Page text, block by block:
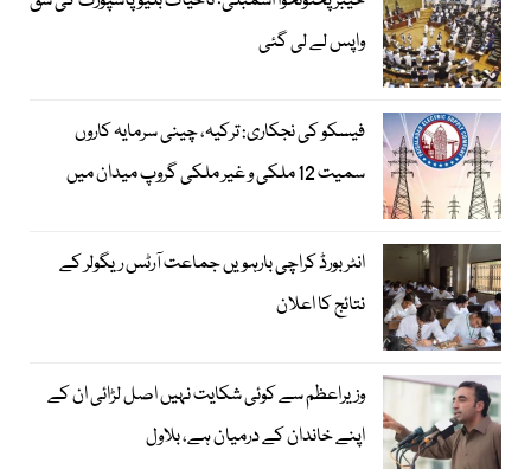
واپس لے لی گئی
فیسکو کی نجکاری: ترکیہ، چینی سرمایہ کاروں
سمیت 12 ملکی و غیر ملکی گروپ میدان میں
انٹر بورڈ کراچی بارہویں جماعت آرٹس ریگولر کے
نتائج کا اعلان
وزیراعظم سے کوئی شکایت نہیں اصل لڑائی ان کے
اپنے خاندان کے درمیان ہے، بلاول